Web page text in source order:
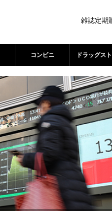
雑誌定期
コンビニ ドラッグス